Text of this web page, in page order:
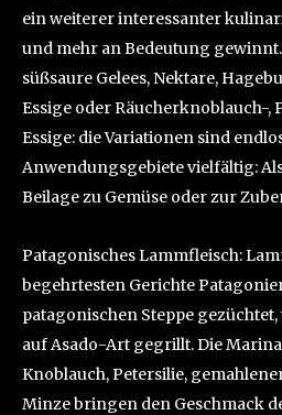
ein weiterer interessanter
und mehr an Bedeutung
süßsaure Gelees, Nektare,
Essige oder Räucherknoblauch-
Essige: die Variationen sind
Anwendungsgebiete vielfältig:
Beilage zu Gemüse oder zur
Patagonisches Lammfleisch:
begehrtesten Gerichte
patagonischen Steppe
auf Asado-Art gegrillt. Die
Knoblauch, Petersilie,
Minze bringen den Geschmack